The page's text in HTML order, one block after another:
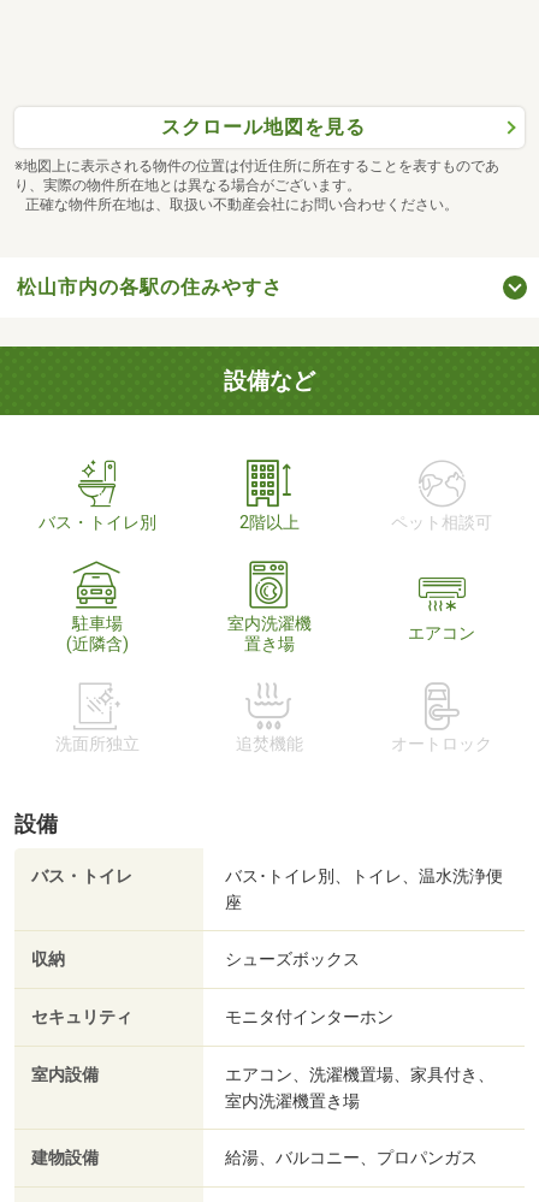
スクロール地図を見る
※地図上に表示される物件の位置は付近住所に所在することを表すものであ
り、実際の物件所在地とは異なる場合がございます。
正確な物件所在地は、取扱い不動産会社にお問い合わせください。
松山市内の各駅の住みやすさ
設備など
バス・トイレ別 2階以上 ペット相談可
駐車場
(近隣含)
室内洗濯機
置き場
エアコン
洗面所独立 追焚機能 オートロック
設備
バス・トイレ
バス･トイレ別、トイレ、温水洗浄便
座
収納 シューズボックス
セキュリティ モニタ付インターホン
室内設備
エアコン、洗濯機置場、家具付き、
室内洗濯機置き場
建物設備 給湯、バルコニー、プロパンガス